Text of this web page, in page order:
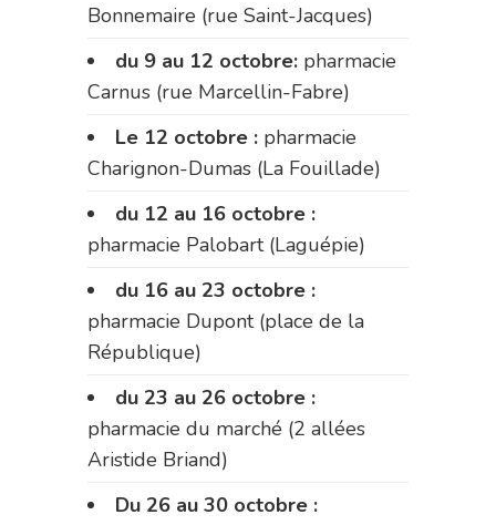
Bonnemaire (rue Saint-Jacques)
du 9 au 12 octobre: pharmacie
Carnus (rue Marcellin-Fabre)
Le 12 octobre : pharmacie
Charignon-Dumas (La Fouillade)
du 12 au 16 octobre :
pharmacie Palobart (Laguépie)
du 16 au 23 octobre :
pharmacie Dupont (place de la
République)
du 23 au 26 octobre :
pharmacie du marché (2 allées
Aristide Briand)
Du 26 au 30 octobre :